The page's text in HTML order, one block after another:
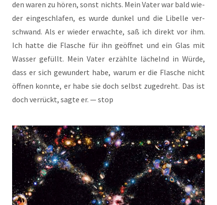
den waren zu hören, sonst nichts. Mein Vater war bald wie­
der ein­ge­schla­fen, es wur­de dun­kel und die Libel­le ver­
schwand. Als er wie­der erwach­te, saß ich direkt vor ihm.
Ich hat­te die Fla­sche für ihn geöff­net und ein Glas mit
Was­ser gefüllt. Mein Vater erzähl­te lächelnd in Wür­de,
dass er sich gewun­dert habe, war­um er die Fla­sche nicht
öff­nen konn­te, er habe sie doch selbst zuge­dreht. Das ist
doch ver­rückt, sag­te er. — stop